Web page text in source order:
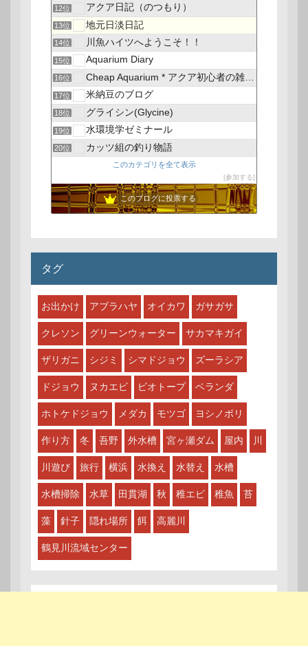
12位 アクア日記（のつもり）
13位 地元日淡日記
14位 川魚ハイツへようこそ！！
15位 Aquarium Diary
16位 Cheap Aquarium * アクア初心者の雑記 *
17位 米納豆のブログ
18位 グライシン(Glycine)
19位 水環境学ゼミナール
20位 カッツ組の釣り物語
このカテゴリを全て表示
参加する
このブログに投票する
タグ
お出かけ アブラハヤ オイカワ ガサガサ
クレソン グリーンウォーター サカマキガイ
ザリガニ シジミ シマドジョウ ズーラシア
ドジョウ ヌカエビ ビオトープ ベランダ
ホトケドジョウ メダカ モツゴ ヨシノボリ
作り方 冬 吾野 外水槽 宮ヶ瀬ダム 屋内 川
川遊び 旅行 横浜 水換え 水替え 水槽
水槽掃除 水草 田貫湖 秋 稚エビ 稚魚 苔
藻 針子 隠れ場所 餌 高麗川
鶴見川流域センター